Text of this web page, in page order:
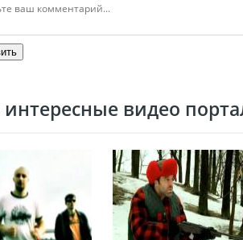
видео